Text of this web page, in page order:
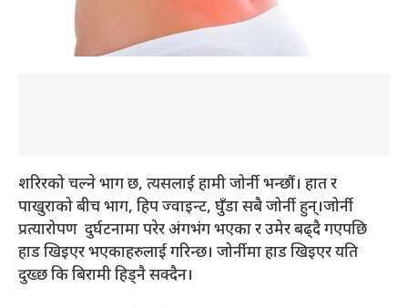
शरिरको चल्ने भाग छ, त्यसलाई हामी जोर्नी भन्छौं। हात र
पाखुराको बीच भाग, हिप ज्वाइन्ट, घुँडा सबै जोर्नी हुन्।जोर्नी
प्रत्यारोपण दुर्घटनामा परेर अंगभंग भएका र उमेर बढ्दै गएपछि
हाड खिइएर भएकाहरुलाई गरिन्छ। जोर्नीमा हाड खिइएर यति
दुख्छ कि बिरामी हिड्नै सक्दैन।